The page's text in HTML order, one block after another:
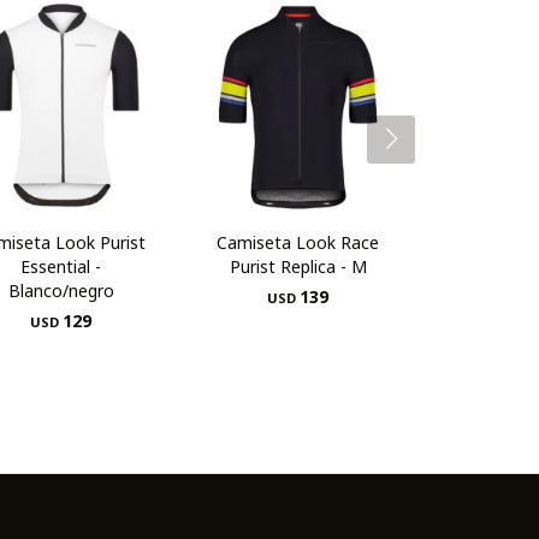
Look Purist
Essential -
Blanco/negro
USD 129
Camiseta Look Race
Purist Replica - M
USD 139